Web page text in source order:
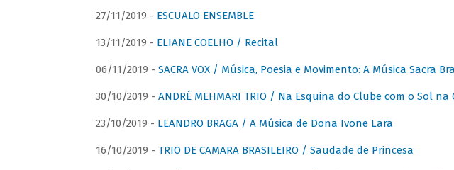
27/11/2019 - ESCUALO ENSEMBLE
13/11/2019 - ELIANE COELHO / Recital
06/11/2019 - SACRA VOX / Música, Poesia e Movimento: A Música Sacra
30/10/2019 - ANDRÉ MEHMARI TRIO / Na Esquina do Clube com o Sol na
23/10/2019 - LEANDRO BRAGA / A Música de Dona Ivone Lara
16/10/2019 - TRIO DE CAMARA BRASILEIRO / Saudade de Princesa